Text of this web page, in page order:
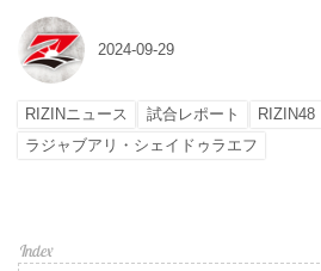
2024-09-29
RIZINニュース 試合レポート RIZIN48
ラジャブアリ・シェイドゥラエフ